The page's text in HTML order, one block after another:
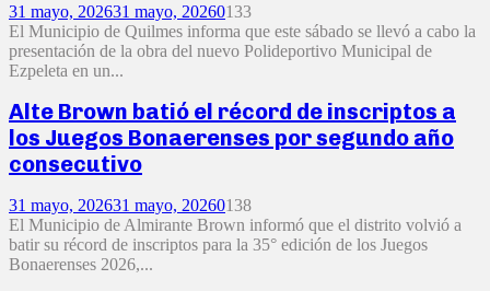
31 mayo, 202631 mayo, 20260133
El Municipio de Quilmes informa que este sábado se llevó a cabo la
presentación de la obra del nuevo Polideportivo Municipal de
Ezpeleta en un...
Alte Brown batió el récord de inscriptos a
los Juegos Bonaerenses por segundo año
consecutivo
31 mayo, 202631 mayo, 20260138
El Municipio de Almirante Brown informó que el distrito volvió a
batir su récord de inscriptos para la 35° edición de los Juegos
Bonaerenses 2026,...